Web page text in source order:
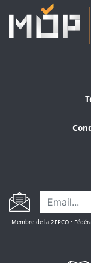
Membre de la 2FPCO :